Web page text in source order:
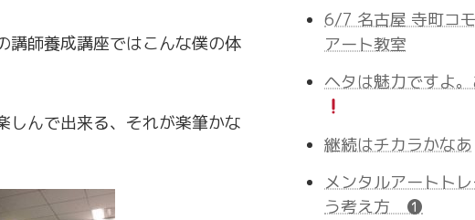
講師養成講座ではこんな僕の体
しんで出来る、それが楽筆かな
6/7 名古屋 寺町コ
アート教室
ヘタは魅力ですよ
継続はチカラかなあ
メンタルアートト
う考え方 ❶